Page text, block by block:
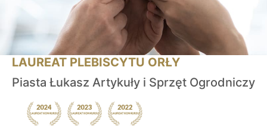
LAUREAT PLEBISCYTU ORŁY
Piasta Łukasz Artykuły i Sprzęt Ogrodniczy